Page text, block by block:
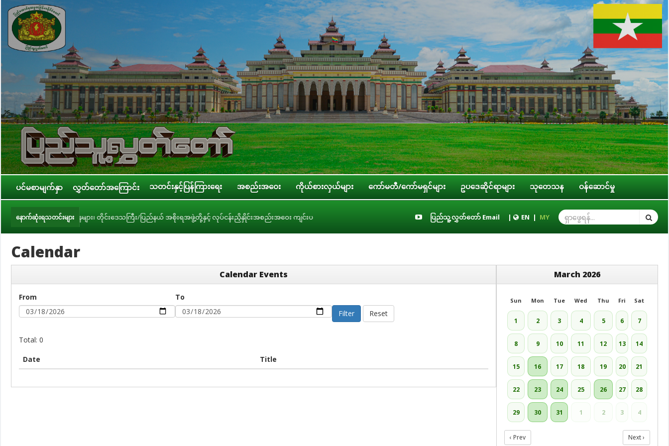
ပင်မစာမျက်နှာ လွှတ်တော်အကြောင်း သတင်းနှင့်ပြန်ကြားရေး အစည်းအဝေး ကိုယ်စားလှယ်များ ကော်မတီ/ကော်မရှင်များ ဥပဒေဆိုင်ရာများ သုတေသန ဝန်ဆောင်မှု
နောက်ဆုံးရသတင်းများ
ြီးဌာနများ၊ တိုင်းဒေသကြီး/ပြည်နယ် အစိုးရအဖွဲ့တို့နှင့် လုပ်ငန်းညှိနှိုင်းအစည်းအဝေး ကျင်းပ ပြည်သူ့လွှတ်တော် လူငယ်၊ အမျိုးသမီး၊ ကလေးသူငယ်နှင့် သက်ကြီးရွယ်အို အခွင့်အရေးဆိုင်ရာ ကော်မတီဥက္ကဋ္ဌ ဒေါ်ဝင်းမော်ထွန်း နိုင်ငံတကာခ
ပြည်သူ့လွှတ်တော် Email | EN | MY
Calendar
Calendar Events
From
To
Filter
Reset
Total: 0
Date Title
March 2026
Sun Mon Tue Wed Thu Fri Sat
1 2 3 4 5 6 7
8 9 10 11 12 13 14
15 16 17 18 19 20 21
22 23 24 25 26 27 28
29 30 31 1 2 3 4
‹ Prev Next ›